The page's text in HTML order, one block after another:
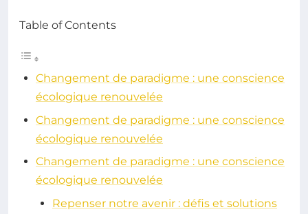
Table of Contents
Changement de paradigme : une conscience
écologique renouvelée
Changement de paradigme : une conscience
écologique renouvelée
Changement de paradigme : une conscience
écologique renouvelée
Repenser notre avenir : défis et solutions